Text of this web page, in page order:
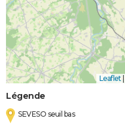
Leaflet
Légende
SEVESO seuil bas